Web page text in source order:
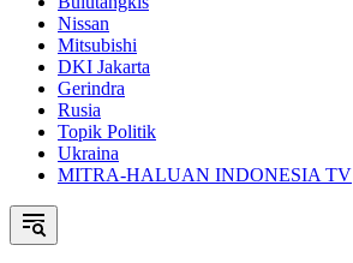
Nissan
Mitsubishi
DKI Jakarta
Gerindra
Rusia
Topik Politik
Ukraina
MITRA-HALUAN INDONESIA TV